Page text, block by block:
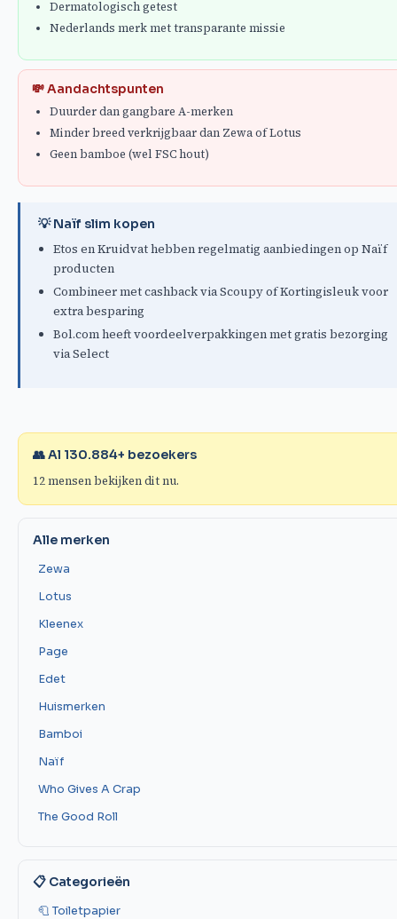
Dermatologisch getest
Nederlands merk met transparante missie
💸 Aandachtspunten
Duurder dan gangbare A-merken
Minder breed verkrijgbaar dan Zewa of Lotus
Geen bamboe (wel FSC hout)
💡 Naïf slim kopen
Etos en Kruidvat hebben regelmatig aanbiedingen op Naïf
producten
Combineer met cashback via Scoupy of Kortingisleuk voor
extra besparing
Bol.com heeft voordeelverpakkingen met gratis bezorging
via Select
👥 Al 130.884+ bezoekers
12mensen bekijken dit nu.
Alle merken
Zewa
Lotus
Kleenex
Page
Edet
Huismerken
Bamboi
Naïf
Who Gives A Crap
The Good Roll
📋 Categorieën
🧻 Toiletpapier